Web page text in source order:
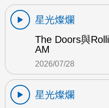
星光燦爛
The Doors與
AM
2026/07/28
星光燦爛